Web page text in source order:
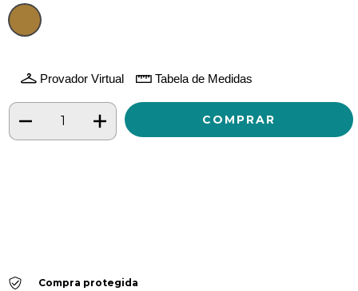
Provador Virtual Tabela de Medidas
Compra protegida